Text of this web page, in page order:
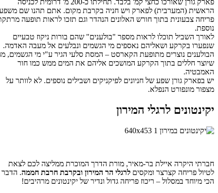
פארק גורן שאורכו כחצי קמ' בלבד. תחילתו כ-200 מ' דרומית לכניסה
הראשית (המערבית) לפארק ויש חניה בקרבת מקום. אתם תהנו שם משפע
פריחה צבעונית בתוך חורש האלונים הנהדר וגם תזכו לראות תופעה מרתקת
נוספת.
לאורך השביל תוכלו לראות מספר "בולענים" שהם בורות ניקוז טבעיים
שנפערו בקרקע ושאליהם נאספים מי הגשמים ונבלעים אל מעבה האדמה.
הבולענים נוצרים מתופעת הקארסט – המסת סלעי הגיר ע"י מי הגשמים, מה
שיוצר חללים בתוך הקרקע המושכים אליהם את המים ממש כמו חור
האמבטיה.
יש בפארק גורן שפע של חניונים לפיקניקים ושבילים נוספים. לא לוותר על
מצפור מונפורט הנפלא.
יקינטונים לרגלי המירון
חברתי היקרה איילת בר-מאיר, מורת הדרך המוכרת ממליצה לכם לצאת
לטיול פריחה קצרצר ומקסיםלרגלי הר המירון ובקרבת חרבת חממה. הדבר
הכי מיוחד במסלול – ריכוז פריחה גדול ונדיר של יקינטונים מרהיבים!